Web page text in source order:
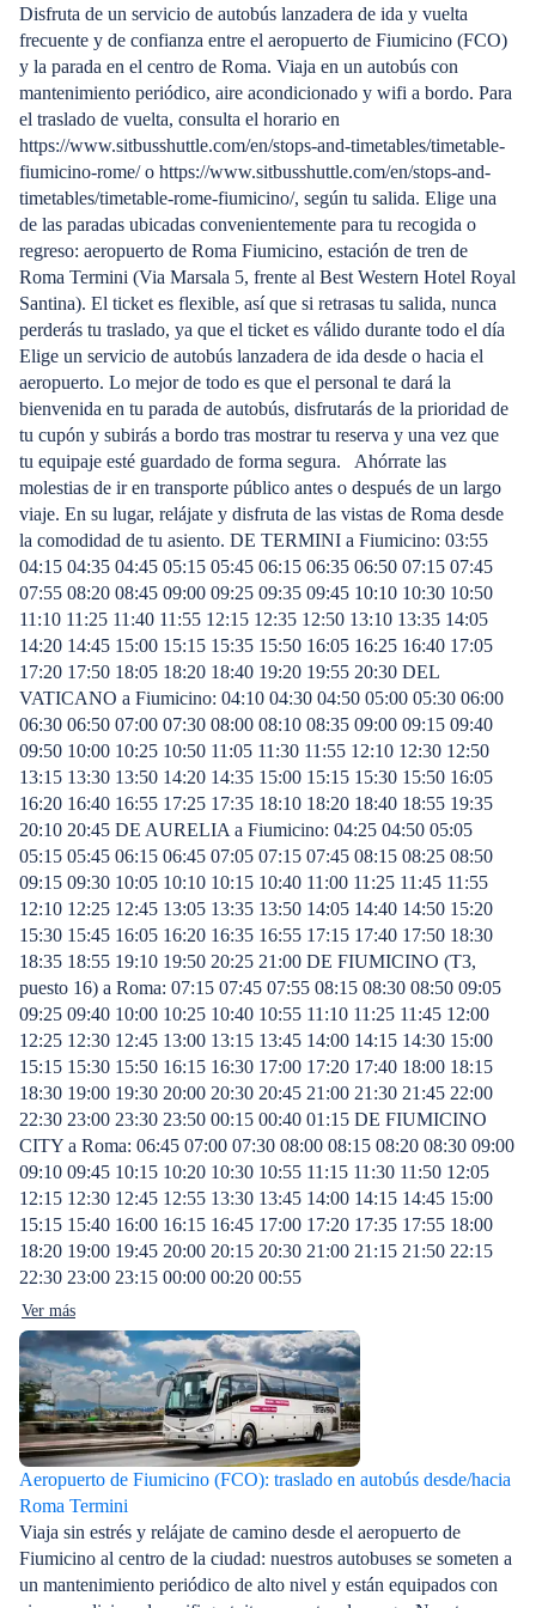
Disfruta de un servicio de autobús lanzadera de ida y vuelta
frecuente y de confianza entre el aeropuerto de Fiumicino (FCO)
y la parada en el centro de Roma. Viaja en un autobús con
mantenimiento periódico, aire acondicionado y wifi a bordo. Para
el traslado de vuelta, consulta el horario en
https://www.sitbusshuttle.com/en/stops-and-timetables/timetable-
fiumicino-rome/ o https://www.sitbusshuttle.com/en/stops-and-
timetables/timetable-rome-fiumicino/, según tu salida. Elige una
de las paradas ubicadas convenientemente para tu recogida o
regreso: aeropuerto de Roma Fiumicino, estación de tren de
Roma Termini (Via Marsala 5, frente al Best Western Hotel Royal
Santina). El ticket es flexible, así que si retrasas tu salida, nunca
perderás tu traslado, ya que el ticket es válido durante todo el día
Elige un servicio de autobús lanzadera de ida desde o hacia el
aeropuerto. Lo mejor de todo es que el personal te dará la
bienvenida en tu parada de autobús, disfrutarás de la prioridad de
tu cupón y subirás a bordo tras mostrar tu reserva y una vez que
tu equipaje esté guardado de forma segura. Ahórrate las
molestias de ir en transporte público antes o después de un largo
viaje. En su lugar, relájate y disfruta de las vistas de Roma desde
la comodidad de tu asiento. DE TERMINI a Fiumicino: 03:55
04:15 04:35 04:45 05:15 05:45 06:15 06:35 06:50 07:15 07:45
07:55 08:20 08:45 09:00 09:25 09:35 09:45 10:10 10:30 10:50
11:10 11:25 11:40 11:55 12:15 12:35 12:50 13:10 13:35 14:05
14:20 14:45 15:00 15:15 15:35 15:50 16:05 16:25 16:40 17:05
17:20 17:50 18:05 18:20 18:40 19:20 19:55 20:30 DEL
VATICANO a Fiumicino: 04:10 04:30 04:50 05:00 05:30 06:00
06:30 06:50 07:00 07:30 08:00 08:10 08:35 09:00 09:15 09:40
09:50 10:00 10:25 10:50 11:05 11:30 11:55 12:10 12:30 12:50
13:15 13:30 13:50 14:20 14:35 15:00 15:15 15:30 15:50 16:05
16:20 16:40 16:55 17:25 17:35 18:10 18:20 18:40 18:55 19:35
20:10 20:45 DE AURELIA a Fiumicino: 04:25 04:50 05:05
05:15 05:45 06:15 06:45 07:05 07:15 07:45 08:15 08:25 08:50
09:15 09:30 10:05 10:10 10:15 10:40 11:00 11:25 11:45 11:55
12:10 12:25 12:45 13:05 13:35 13:50 14:05 14:40 14:50 15:20
15:30 15:45 16:05 16:20 16:35 16:55 17:15 17:40 17:50 18:30
18:35 18:55 19:10 19:50 20:25 21:00 DE FIUMICINO (T3,
puesto 16) a Roma: 07:15 07:45 07:55 08:15 08:30 08:50 09:05
09:25 09:40 10:00 10:25 10:40 10:55 11:10 11:25 11:45 12:00
12:25 12:30 12:45 13:00 13:15 13:45 14:00 14:15 14:30 15:00
15:15 15:30 15:50 16:15 16:30 17:00 17:20 17:40 18:00 18:15
18:30 19:00 19:30 20:00 20:30 20:45 21:00 21:30 21:45 22:00
22:30 23:00 23:30 23:50 00:15 00:40 01:15 DE FIUMICINO
CITY a Roma: 06:45 07:00 07:30 08:00 08:15 08:20 08:30 09:00
09:10 09:45 10:15 10:20 10:30 10:55 11:15 11:30 11:50 12:05
12:15 12:30 12:45 12:55 13:30 13:45 14:00 14:15 14:45 15:00
15:15 15:40 16:00 16:15 16:45 17:00 17:20 17:35 17:55 18:00
18:20 19:00 19:45 20:00 20:15 20:30 21:00 21:15 21:50 22:15
22:30 23:00 23:15 00:00 00:20 00:55
Ver más
Aeropuerto de Fiumicino (FCO): traslado en autobús desde/hacia
Roma Termini
Viaja sin estrés y relájate de camino desde el aeropuerto de
Fiumicino al centro de la ciudad: nuestros autobuses se someten a
un mantenimiento periódico de alto nivel y están equipados con